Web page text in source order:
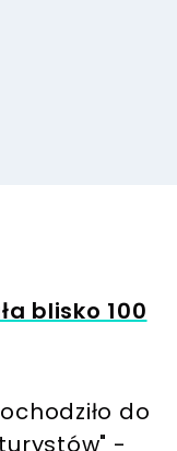
blisko 100
do